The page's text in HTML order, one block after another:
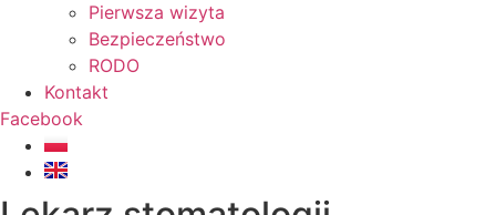
Pierwsza wizyta
Bezpieczeństwo
RODO
Kontakt
Facebook